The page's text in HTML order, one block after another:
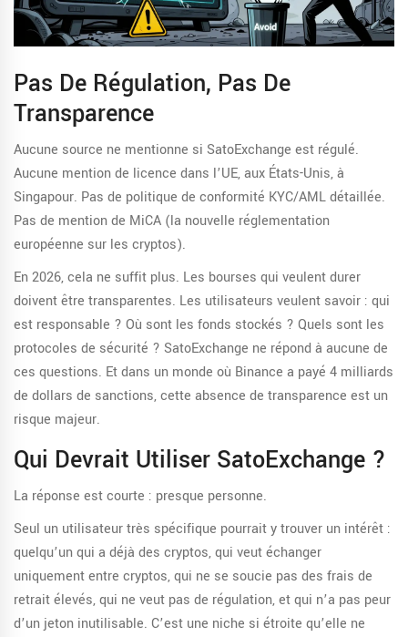
Pas De Régulation, Pas De
Transparence
Aucune source ne mentionne si SatoExchange est régulé.
Aucune mention de licence dans l’UE, aux États-Unis, à
Singapour. Pas de politique de conformité KYC/AML détaillée.
Pas de mention de MiCA (la nouvelle réglementation
européenne sur les cryptos).
En 2026, cela ne suffit plus. Les bourses qui veulent durer
doivent être transparentes. Les utilisateurs veulent savoir : qui
est responsable ? Où sont les fonds stockés ? Quels sont les
protocoles de sécurité ? SatoExchange ne répond à aucune de
ces questions. Et dans un monde où Binance a payé 4 milliards
de dollars de sanctions, cette absence de transparence est un
risque majeur.
Qui Devrait Utiliser SatoExchange ?
La réponse est courte : presque personne.
Seul un utilisateur très spécifique pourrait y trouver un intérêt :
quelqu’un qui a déjà des cryptos, qui veut échanger
uniquement entre cryptos, qui ne se soucie pas des frais de
retrait élevés, qui ne veut pas de régulation, et qui n’a pas peur
d’un jeton inutilisable. C’est une niche si étroite qu’elle ne